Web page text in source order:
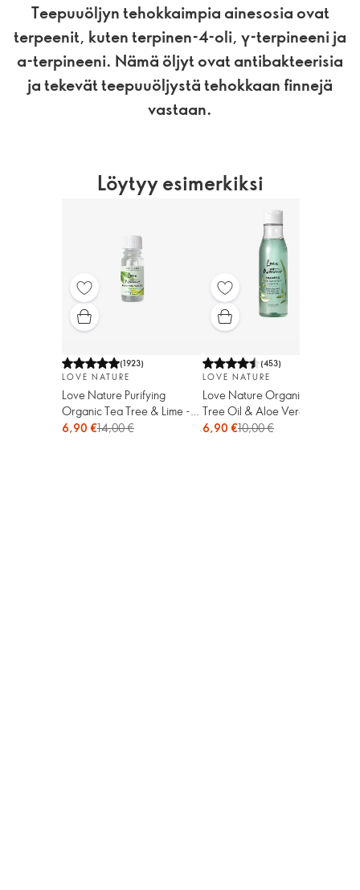
Teepuuöljyn tehokkaimpia ainesosia ovat
terpeenit, kuten terpinen-4-oli, γ-terpineeni ja
α-terpineeni. Nämä öljyt ovat antibakteerisia
ja tekevät teepuuöljystä tehokkaan finnejä
vastaan.
Löytyy esimerkiksi
(1923)
LOVE NATURE
Love Nature Purifying
Organic Tea Tree & Lime -
hoitoöljy
6,90 €14,00 €
(453)
LOVE NATURE
Love Nature Organic Tea
Tree Oil & Aloe Vera -
hilseshampoo
6,90 €10,00 €